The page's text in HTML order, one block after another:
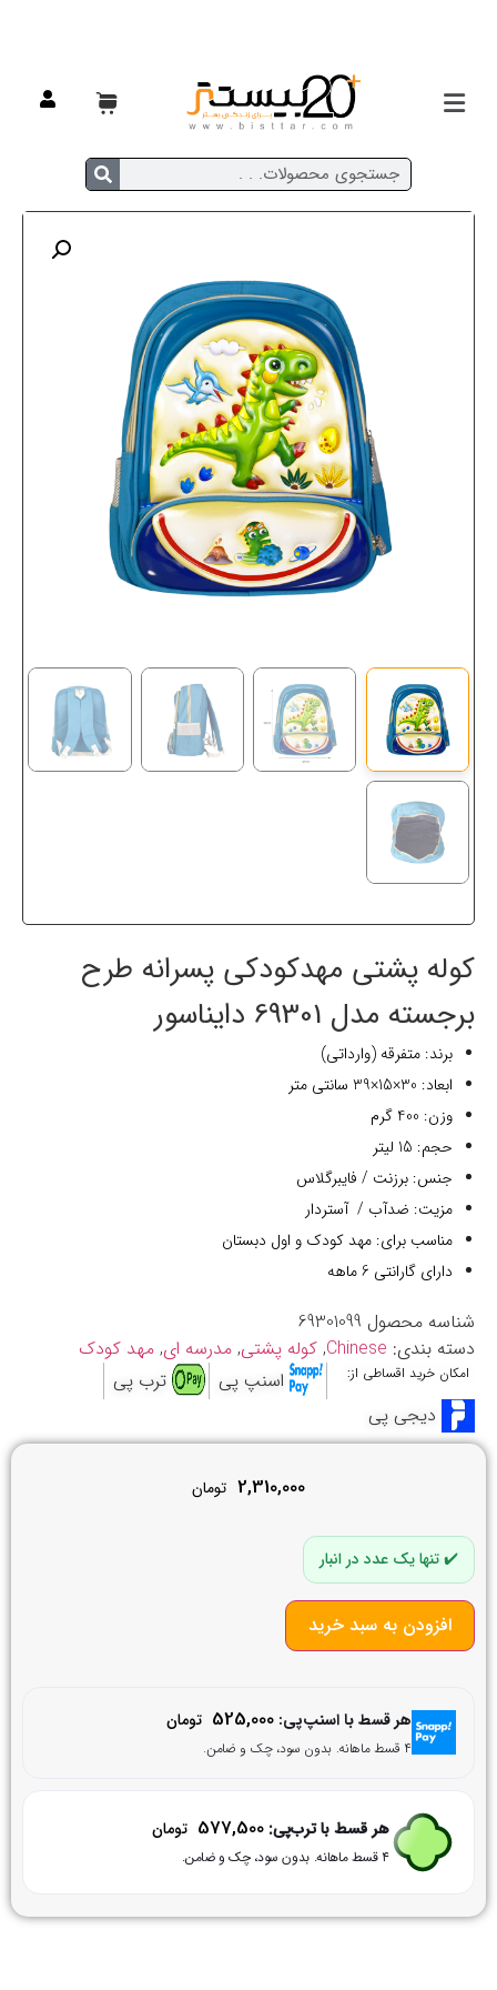
کوله پشتی مهدکودکی پسرانه طرح
برجسته مدل 69301 دایناسور
برند: متفرقه (وارداتی)
ابعاد: 30×15×39 سانتی متر
وزن: 400 گرم
حجم: 15 لیتر
جنس: برزنت / فایبرگلاس
مزیت: ضدآب / آستردار
مناسب برای: مهد کودک و اول دبستان
دارای گارانتی 6 ماهه
شناسه محصول 69301099
دسته بندی: Chinese
, کوله پشتی, مدرسه ای, مهد کودک
امکان خرید اقساطی از: اسنپ پی
ترب پی
دیجی پی
2,310,000 تومان
تنها یک عدد در انبار
افزودن به سبد خرید
هر قسط با اسنپ‌پی: 525,000 تومان
۴ قسط ماهانه. بدون سود، چک و ضامن.
هر قسط با ترب‌پی: 577,500 تومان
۴ قسط ماهانه. بدون سود، چک و ضامن.